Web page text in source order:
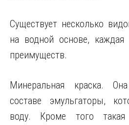
Существует несколько
на водной основе,
преимуществ.
Минеральная краска.
составе эмульгаторы,
воду. Кроме того такая